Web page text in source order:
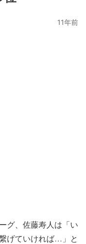
11年前
グ、佐藤寿人は「い
げていければ…」と